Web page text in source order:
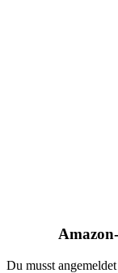
Du musst